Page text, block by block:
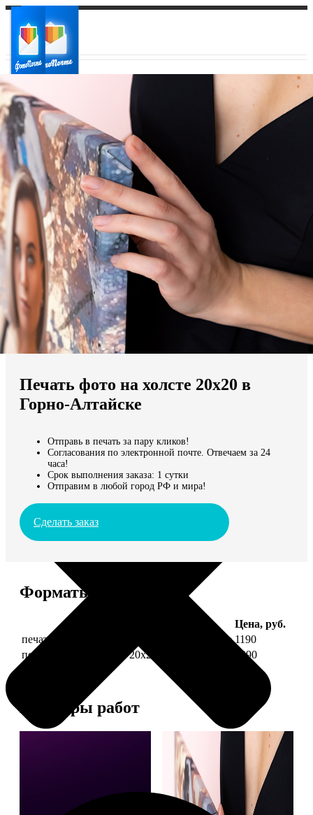
Ваш город:
Ваш регион доставки
Выберите из списка:
Мы доставляем по всему миру
Продолжить без города
Печать фото на холсте 20х20 в
Горно-Алтайске
Отправь в печать за пару кликов!
Согласования по электронной почте. Отвечаем за 24
часа!
Срок выполнения заказа: 1 сутки
Отправим в любой город РФ и мира!
Сделать заказ
Форматы и цены
Цена, руб.
печать фото на холсте 20х20 на подрамнике 1190
печать фото на холсте 20х20 в раме
3990
Примеры работ